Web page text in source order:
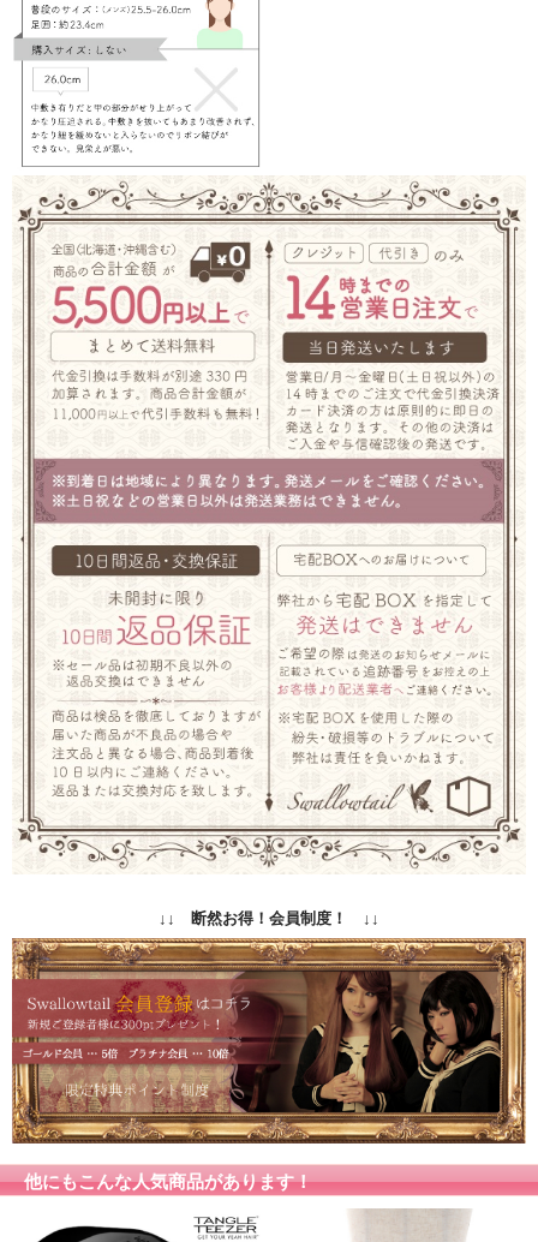
↓↓ 断然お得！会員制度！ ↓↓
他にもこんな人気商品があります！